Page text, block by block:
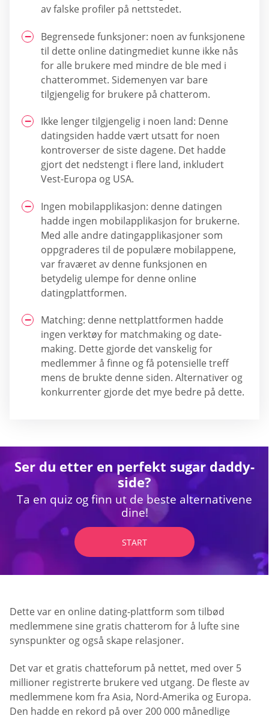
av falske profiler på nettstedet.
Begrensede funksjoner: noen av funksjonene
til dette online datingmediet kunne ikke nås
for alle brukere med mindre de ble med i
chatterommet. Sidemenyen var bare
tilgjengelig for brukere på chatterom.
Ikke lenger tilgjengelig i noen land: Denne
datingsiden hadde vært utsatt for noen
kontroverser de siste dagene. Det hadde
gjort det nedstengt i flere land, inkludert
Vest-Europa og USA.
Ingen mobilapplikasjon: denne datingen
hadde ingen mobilapplikasjon for brukerne.
Med alle andre datingapplikasjoner som
oppgraderes til de populære mobilappene,
var fraværet av denne funksjonen en
betydelig ulempe for denne online
datingplattformen.
Matching: denne nettplattformen hadde
ingen verktøy for matchmaking og date-
making. Dette gjorde det vanskelig for
medlemmer å finne og få potensielle treff
mens de brukte denne siden. Alternativer og
konkurrenter gjorde det mye bedre på dette.
Ser du etter en perfekt sugar daddy-
side?
Ta en quiz og finn ut de beste alternativene
dine!
START
Dette var en online dating-plattform som tilbød
medlemmene sine gratis chatterom for å lufte sine
synspunkter og også skape relasjoner.
Det var et gratis chatteforum på nettet, med over 5
millioner registrerte brukere ved utgang. De fleste av
medlemmene kom fra Asia, Nord-Amerika og Europa.
Den hadde en rekord på over 200 000 månedlige